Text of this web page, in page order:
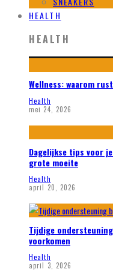
HEALTH
HEALTH
Wellness: waarom
Health
mei 24, 2026
Dagelijkse tips voor
grote moeite
Health
april 20, 2026
Tijdige
voorkomen
Health
april 3, 2026